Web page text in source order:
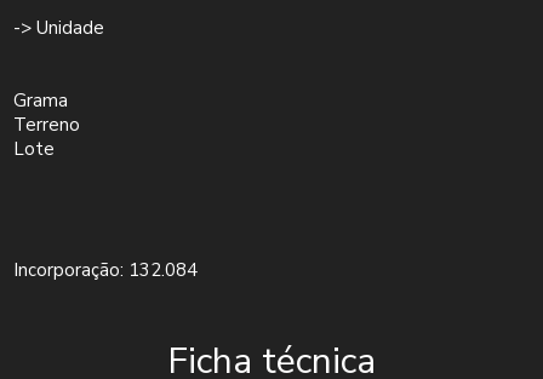
-> Unidade
Grama
Terreno
Lote
Incorporação: 132.084
Ficha técnica